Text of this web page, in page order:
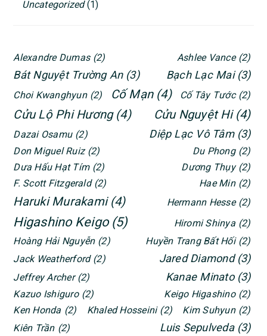
Uncategorized(1)
Alexandre Dumas (2) Ashlee Vance (2)
Bát Nguyệt Trường An (3) Bạch Lạc Mai (3)
Choi Kwanghyun (2) Cố Mạn (4) Cố Tây Tước (2)
Cửu Lộ Phi Hương (4) Cửu Nguyệt Hi (4)
Dazai Osamu (2) Diệp Lạc Vô Tâm (3)
Don Miguel Ruiz (2) Du Phong (2)
Dưa Hấu Hạt Tím (2) Dương Thụy (2)
F. Scott Fitzgerald (2) Hae Min (2)
Haruki Murakami (4) Hermann Hesse (2)
Higashino Keigo (5) Hiromi Shinya (2)
Hoàng Hải Nguyễn (2) Huyền Trang Bất Hối (2)
Jack Weatherford (2) Jared Diamond (3)
Jeffrey Archer (2) Kanae Minato (3)
Kazuo Ishiguro (2) Keigo Higashino (2)
Ken Honda (2) Khaled Hosseini (2) Kim Suhyun (2)
Kiên Trần (2) Luis Sepulveda (3)